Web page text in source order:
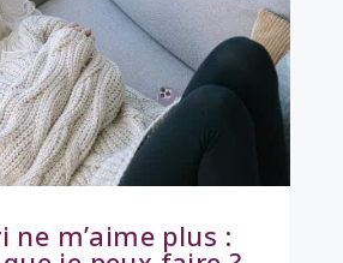
ne m’aime plus :